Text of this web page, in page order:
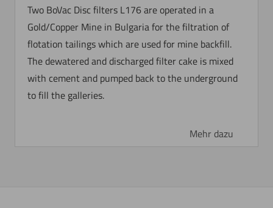
Two BoVac Disc filters L176 are operated in a
Gold/Copper Mine in Bulgaria for the filtration of
flotation tailings which are used for mine backfill.
The dewatered and discharged filter cake is mixed
with cement and pumped back to the underground
to fill the galleries.
Mehr dazu